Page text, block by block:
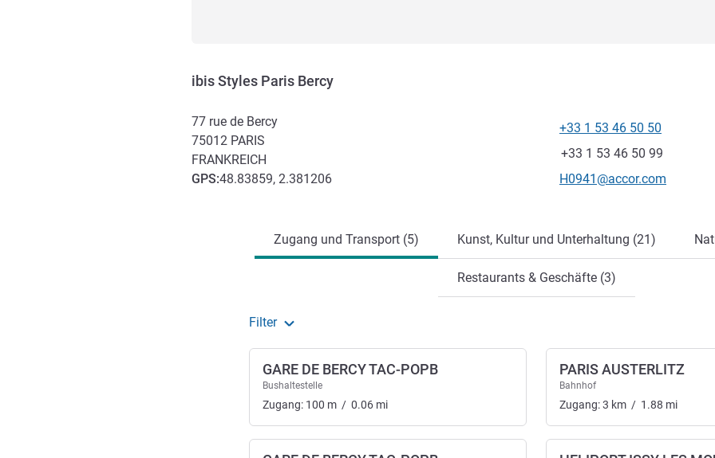
ibis Styles Paris Bercy
77 rue de Bercy
75012 PARIS
FRANKREICH
GPS:48.83859, 2.381206
+33 1 53 46 50 50
Fax
+33 1 53 46 50 99
Kontakt-E-Mail
H0941@accor.com
Zugang und Transport (5) Kunst, Kultur und Unterhaltung (21)
Restaurants & Geschäfte (3)
Filter
GARE DE BERCY TAC-POPB
Bushaltestelle
Zugang: 100 m / 0.06 mi
PARIS AUSTERLITZ
Bahnhof
Zugang:3 km / 1.88 mi